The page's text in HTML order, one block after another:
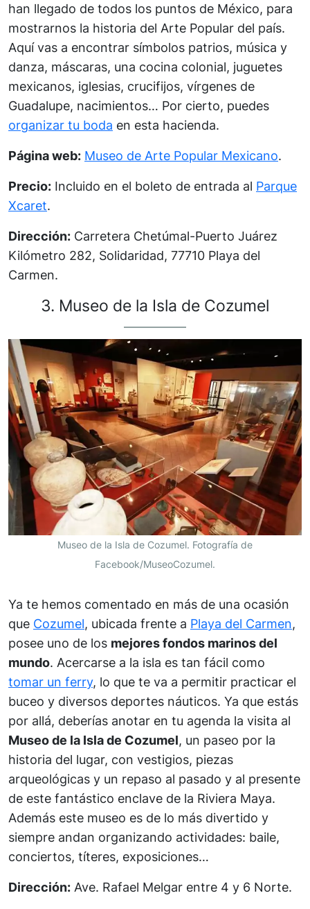
han llegado de todos los puntos de México, para
mostrarnos la historia del Arte Popular del país.
Aquí vas a encontrar símbolos patrios, música y
danza, máscaras, una cocina colonial, juguetes
mexicanos, iglesias, crucifijos, vírgenes de
Guadalupe, nacimientos… Por cierto, puedes
organizar tu boda en esta hacienda.
Página web: Museo de Arte Popular Mexicano.
Precio: Incluido en el boleto de entrada al Parque
Xcaret.
Dirección: Carretera Chetúmal-Puerto Juárez
Kilómetro 282, Solidaridad, 77710 Playa del
Carmen.
3. Museo de la Isla de Cozumel
Museo de la Isla de Cozumel. Fotografía de
Facebook/MuseoCozumel.
Ya te hemos comentado en más de una ocasión
que Cozumel, ubicada frente a Playa del Carmen,
posee uno de los mejores fondos marinos del
mundo. Acercarse a la isla es tan fácil como
tomar un ferry, lo que te va a permitir practicar el
buceo y diversos deportes náuticos. Ya que estás
por allá, deberías anotar en tu agenda la visita al
Museo de la Isla de Cozumel, un paseo por la
historia del lugar, con vestigios, piezas
arqueológicas y un repaso al pasado y al presente
de este fantástico enclave de la Riviera Maya.
Además este museo es de lo más divertido y
siempre andan organizando actividades: baile,
conciertos, títeres, exposiciones…
Dirección: Ave. Rafael Melgar entre 4 y 6 Norte.